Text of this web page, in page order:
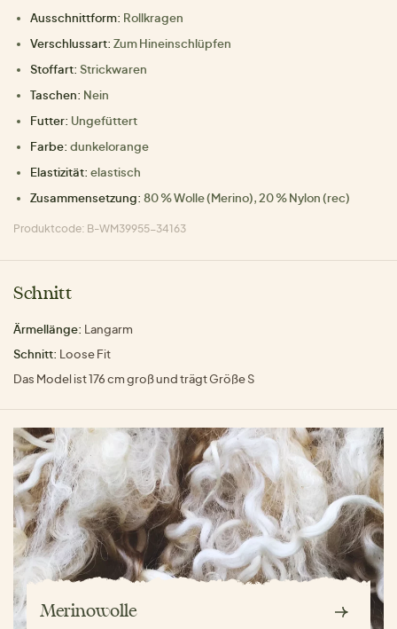
Ausschnittform: Rollkragen
Verschlussart: Zum Hineinschlüpfen
Stoffart: Strickwaren
Taschen: Nein
Futter: Ungefüttert
Farbe: dunkelorange
Elastizität: elastisch
Zusammensetzung: 80 % Wolle (Merino), 20 % Nylon (rec)
Produktcode: B-WM39955-34163
Schnitt
Ärmellänge: Langarm
Schnitt: Loose Fit
Das Model ist 176 cm groß und trägt Größe S
Merinowolle